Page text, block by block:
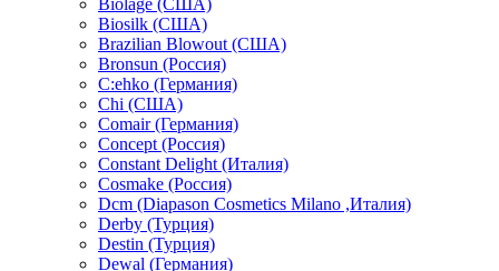
Biolage (США)
Biosilk (США)
Brazilian Blowout (США)
Bronsun (Россия)
C:ehko (Германия)
Chi (США)
Comair (Германия)
Concept (Россия)
Constant Delight (Италия)
Cosmake (Россия)
Dcm (Diapason Cosmetics Milano ,Италия)
Derby (Турция)
Destin (Турция)
Dewal (Германия)